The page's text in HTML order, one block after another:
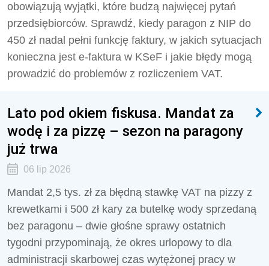
obowiązują wyjątki, które budzą najwięcej pytań
przedsiębiorców. Sprawdź, kiedy paragon z NIP do
450 zł nadal pełni funkcję faktury, w jakich sytuacjach
konieczna jest e-faktura w KSeF i jakie błędy mogą
prowadzić do problemów z rozliczeniem VAT.
Lato pod okiem fiskusa. Mandat za
wodę i za pizzę – sezon na paragony
już trwa
06 lip 2026
Mandat 2,5 tys. zł za błędną stawkę VAT na pizzy z
krewetkami i 500 zł kary za butelkę wody sprzedaną
bez paragonu – dwie głośne sprawy ostatnich
tygodni przypominają, że okres urlopowy to dla
administracji skarbowej czas wytężonej pracy w